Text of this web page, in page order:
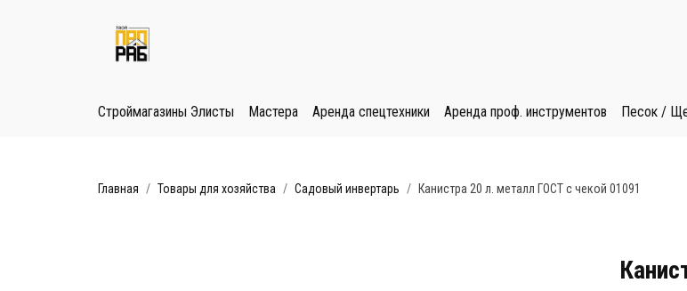
Строймагазины Элисты Мастера Аренда спецтехники Аренда проф. инструментов Песок /
Главная Товары для хозяйства Садовый инвертарь Канистра 20 л. металл ГОСТ с чекой 01091